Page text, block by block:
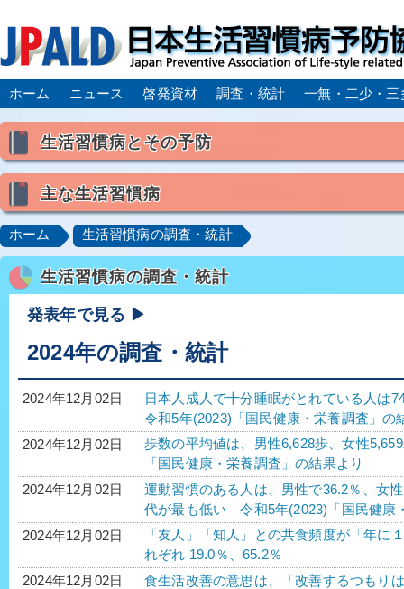
ホーム ニュース 啓発資材 調査・統計 一無・二少・三
生活習慣病とその予防
喫煙
食生活
主な生活習慣病
高血圧 脂質異常症（高脂血症）
肥満症／メタボリックシンドローム
動脈硬化
心
脂肪肝／NAFLD／NASH
アルコール肝疾患
ロコモティブシンドローム／サルコペニア／フレイル
ホーム 生活習慣病の調査・統計
生活習慣病の調査・統計
発表年で見る ▶
2024年の調査・統計
2024年12月02日
日本人成人で十分睡眠がとれている人
令和5年(2023)「国民健康・栄養調査」の
2024年12月02日
歩数の平均値は、男性6,628歩、女性
「国民健康・栄養調査」の結果より
2024年12月02日
運動習慣のある人は、男性で36.2％、女
代が最も低い 令和5年(2023)「国民健康
2024年12月02日
「友人」「知人」との共食頻度が「年に
れぞれ 19.0％、65.2％
2024年12月02日
食生活改善の意思は、「改善するつもり